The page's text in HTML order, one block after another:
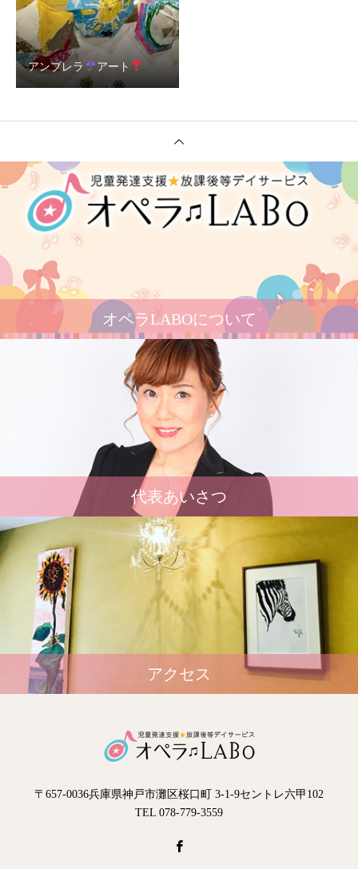
アンブレラ アート
オペラLABOについて
代表あいさつ
アクセス
〒657-0036兵庫県神戸市灘区桜口町 3-1-9セントレ六甲102
TEL 078-779-3559